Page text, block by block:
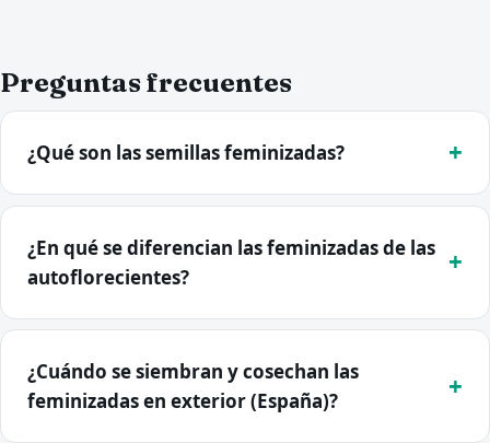
Preguntas frecuentes
¿Qué son las semillas feminizadas?
¿En qué se diferencian las feminizadas de las
autoflorecientes?
¿Cuándo se siembran y cosechan las
feminizadas en exterior (España)?